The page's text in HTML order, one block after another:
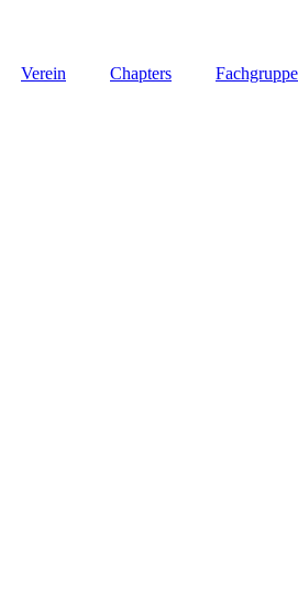
Verein Chapters